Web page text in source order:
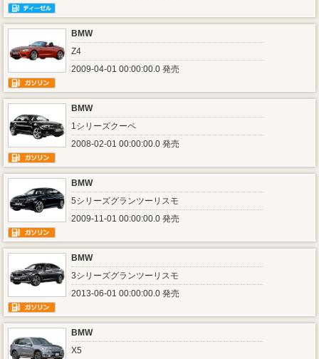
BMW
Z4
2009-04-01 00:00:00.0 発売
BMW
1シリーズクーペ
2008-02-01 00:00:00.0 発売
BMW
5シリーズグランツーリスモ
2009-11-01 00:00:00.0 発売
BMW
3シリーズグランツーリスモ
2013-06-01 00:00:00.0 発売
BMW
X5